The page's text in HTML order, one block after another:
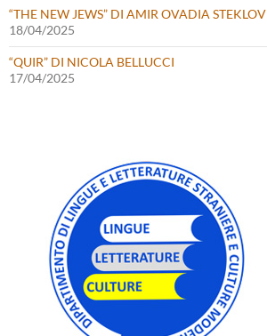
“THE NEW JEWS” DI AMIR OVADIA STEKLOV
18/04/2025
“QUIR” DI NICOLA BELLUCCI
17/04/2025